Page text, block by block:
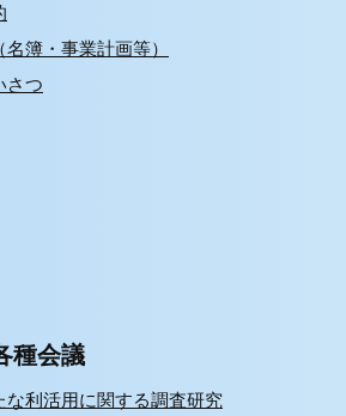
簿・事業計画等）
さつ
種会議
な利活用に関する調査研究